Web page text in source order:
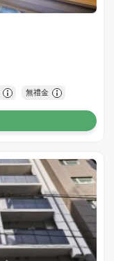
無禮金